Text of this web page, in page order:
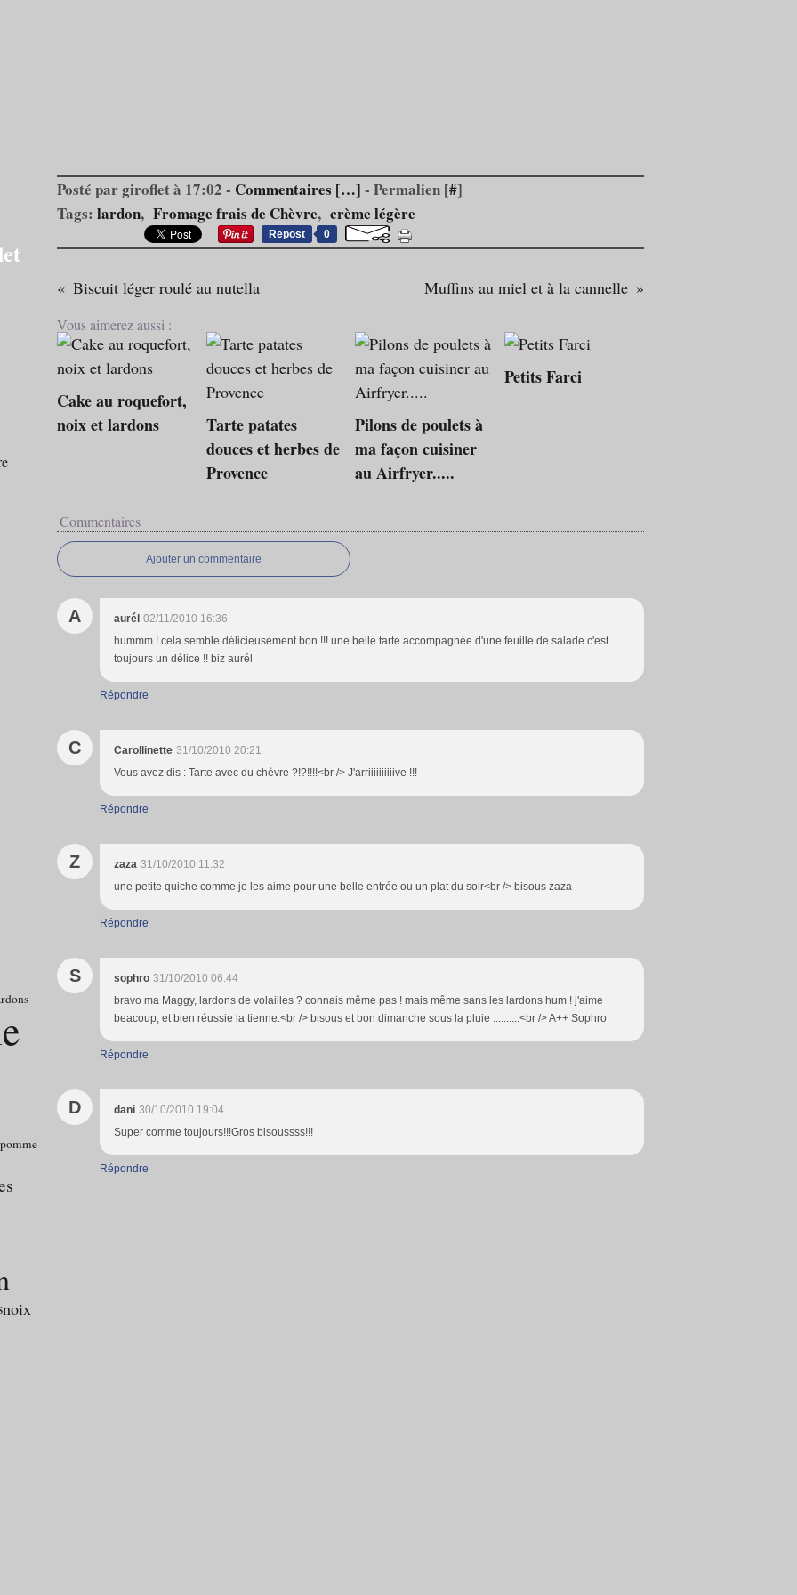
pomme
noix
Posté par giroflet à 17:02 - Commentaires […] - Permalien [#]
Tags: lardon, Fromage frais de Chèvre, crème légère
Repost 0
Biscuit léger roulé au nutella Muffins au miel et à la cannelle
Vous aimerez aussi :
Cake au roquefort,
noix et lardons
Tarte patates
douces et herbes de
Provence
Pilons de poulets à
ma façon cuisiner
au Airfryer.....
Petits Farci
Commentaires
Ajouter un commentaire
A aurél 02/11/2010 16:36
hummm ! cela semble délicieusement bon !!! une belle tarte accompagnée d'une feuille de salade c'est
toujours un délice !! biz aurél
Répondre
C Carollinette 31/10/2010 20:21
Vous avez dis : Tarte avec du chèvre ?!?!!!!<br /> J'arriiiiiiiiiive !!!
Répondre
Z zaza 31/10/2010 11:32
une petite quiche comme je les aime pour une belle entrée ou un plat du soir<br /> bisous zaza
Répondre
S sophro 31/10/2010 06:44
bravo ma Maggy, lardons de volailles ? connais même pas ! mais même sans les lardons hum ! j'aime
beacoup, et bien réussie la tienne.<br /> bisous et bon dimanche sous la pluie ..........<br /> A++ Sophro
Répondre
D dani 30/10/2010 19:04
Super comme toujours!!!Gros bisoussss!!!
Répondre